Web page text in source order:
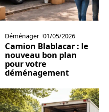
Déménager 01/05/2026
Camion Blablacar : le
nouveau bon plan
pour votre
déménagement